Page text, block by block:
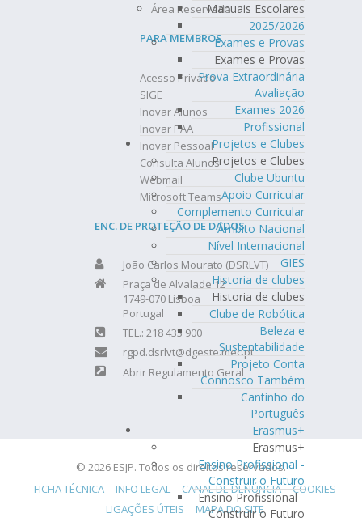
Manuais Escolares
2025/2026
Exames e Provas
Exames e Provas
Prova Extraordinária
Avaliação
Exames 2026
Profissional
Projetos e Clubes
Projetos e Clubes
Clube Ubuntu
Apoio Curricular
Complemento Curricular
Âmbito Nacional
Nível Internacional
GIES
Historia de clubes
Historia de clubes
Clube de Robótica
Beleza e
Sustentabilidade
Projeto Conta
Connosco Também
Cantinho do
Português
Erasmus+
Erasmus+
Ensino Profissional -
Construir o Futuro
Ensino Profissional -
Construir o Futuro
Área Reservada
PARA MEMBROS
Acesso Privado
SIGE
Inovar Alunos
Inovar PAA
Inovar Pessoal
Consulta Alunos
Webmail
Microsoft Teams
ENC. DE PROTEÇÃO DE DADOS
João Carlos Mourato (DSRLVT)
Praça de Alvalade 12
1749-070 Lisboa
Portugal
TEL.: 218 433 900
rgpd.dsrlvt@dgeste.mec.pt
Abrir Regulamento Geral
© 2026 ESJP. Todos os direitos reservados.
FICHA TÉCNICA
INFO LEGAL CANAL DE DENÚNCIA
COOKIES
LIGAÇÕES ÚTEIS
MAPA DO SITE